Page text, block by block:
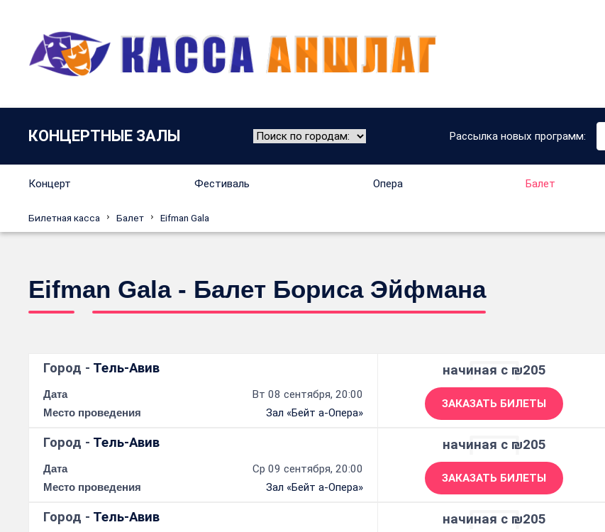
КОНЦЕРТНЫЕ ЗАЛЫ Рассылка новых программ:
Концерт Фестиваль Опера Балет
Билетная касса Балет Eifman Gala
Eifman Gala - Балет Бориса Эйфмана
Город - Тель-Авив
Дата Вт 08 сентября, 20:00
Место проведения Зал «Бейт а-Опера»
начиная с ₪205
ЗАКАЗАТЬ БИЛЕТЫ
Город - Тель-Авив
Дата Ср 09 сентября, 20:00
Место проведения Зал «Бейт а-Опера»
начиная с ₪205
ЗАКАЗАТЬ БИЛЕТЫ
Город - Тель-Авив начиная с ₪205